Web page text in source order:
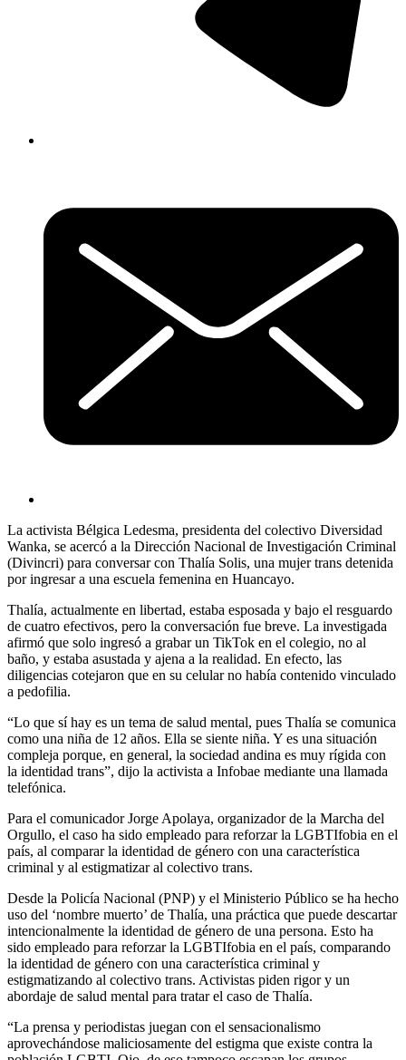
La activista Bélgica Ledesma, presidenta del colectivo Diversidad
Wanka, se acercó a la Dirección Nacional de Investigación Criminal
(Divincri) para conversar con Thalía Solis, una mujer trans detenida
por ingresar a una escuela femenina en Huancayo.
Thalía, actualmente en libertad, estaba esposada y bajo el resguardo
de cuatro efectivos, pero la conversación fue breve. La investigada
afirmó que solo ingresó a grabar un TikTok en el colegio, no al
baño, y estaba asustada y ajena a la realidad. En efecto, las
diligencias cotejaron que en su celular no había contenido vinculado
a pedofilia.
“Lo que sí hay es un tema de salud mental, pues Thalía se comunica
como una niña de 12 años. Ella se siente niña. Y es una situación
compleja porque, en general, la sociedad andina es muy rígida con
la identidad trans”, dijo la activista a Infobae mediante una llamada
telefónica.
Para el comunicador Jorge Apolaya, organizador de la Marcha del
Orgullo, el caso ha sido empleado para reforzar la LGBTIfobia en el
país, al comparar la identidad de género con una característica
criminal y al estigmatizar al colectivo trans.
Desde la Policía Nacional (PNP) y el Ministerio Público se ha hecho
uso del ‘nombre muerto’ de Thalía, una práctica que puede descartar
intencionalmente la identidad de género de una persona. Esto ha
sido empleado para reforzar la LGBTIfobia en el país, comparando
la identidad de género con una característica criminal y
estigmatizando al colectivo trans. Activistas piden rigor y un
abordaje de salud mental para tratar el caso de Thalía.
“La prensa y periodistas juegan con el sensacionalismo
aprovechándose maliciosamente del estigma que existe contra la